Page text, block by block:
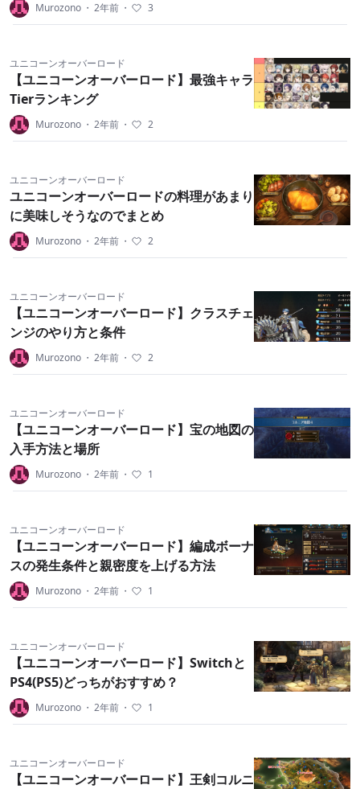
Murozono ・ 2年前 ・ 3
ユニコーンオーバーロード
【ユニコーンオーバーロード】最強キャラ
Tierランキング
Murozono ・ 2年前 ・ 2
ユニコーンオーバーロード
ユニコーンオーバーロードの料理があまり
に美味しそうなのでまとめ
Murozono ・ 2年前 ・ 2
ユニコーンオーバーロード
【ユニコーンオーバーロード】クラスチェ
ンジのやり方と条件
Murozono ・ 2年前 ・ 2
ユニコーンオーバーロード
【ユニコーンオーバーロード】宝の地図の
入手方法と場所
Murozono ・ 2年前 ・ 1
ユニコーンオーバーロード
【ユニコーンオーバーロード】編成ボーナ
スの発生条件と親密度を上げる方法
Murozono ・ 2年前 ・ 1
ユニコーンオーバーロード
【ユニコーンオーバーロード】Switchと
PS4(PS5)どっちがおすすめ？
Murozono ・ 2年前 ・ 1
ユニコーンオーバーロード
【ユニコーンオーバーロード】王剣コルニ